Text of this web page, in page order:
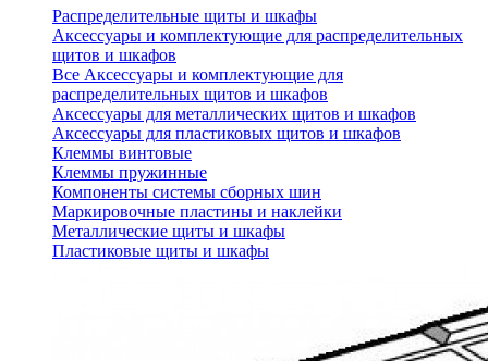
Распределительные щиты и шкафы
Аксессуары и комплектующие для распределительных
щитов и шкафов
Все Аксессуары и комплектующие для
распределительных щитов и шкафов
Аксессуары для металлических щитов и шкафов
Аксессуары для пластиковых щитов и шкафов
Клеммы винтовые
Клеммы пружинные
Компоненты системы сборных шин
Маркировочные пластины и наклейки
Металлические щиты и шкафы
Пластиковые щиты и шкафы